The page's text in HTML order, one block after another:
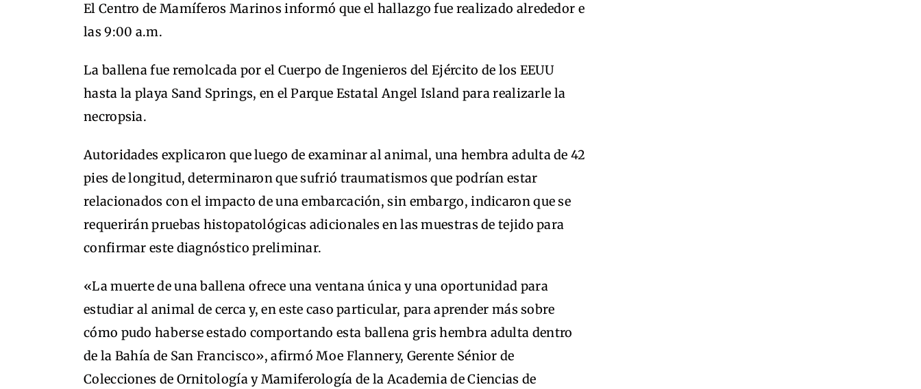
El Centro de Mamíferos Marinos informó que el hallazgo fue realizado alrededor e
las 9:00 a.m.
La ballena fue remolcada por el Cuerpo de Ingenieros del Ejército de los EEUU
hasta la playa Sand Springs, en el Parque Estatal Angel Island para realizarle la
necropsia.
Autoridades explicaron que luego de examinar al animal, una hembra adulta de 42
pies de longitud, determinaron que sufrió traumatismos que podrían estar
relacionados con el impacto de una embarcación, sin embargo, indicaron que se
requerirán pruebas histopatológicas adicionales en las muestras de tejido para
confirmar este diagnóstico preliminar.
«La muerte de una ballena ofrece una ventana única y una oportunidad para
estudiar al animal de cerca y, en este caso particular, para aprender más sobre
cómo pudo haberse estado comportando esta ballena gris hembra adulta dentro
de la Bahía de San Francisco», afirmó Moe Flannery, Gerente Sénior de
Colecciones de Ornitología y Mamiferología de la Academia de Ciencias de